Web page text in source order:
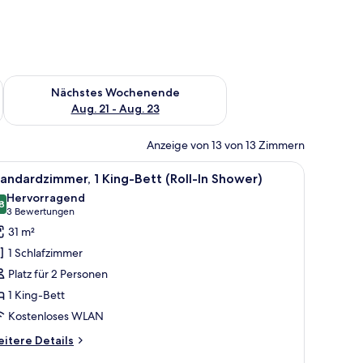
Aug. 14 - Aug. 16.
Nächstes Wochenende
Aug. 21 - Aug. 23
Überprüfe die Verfügbarkeit für nächstes Wochenende, Aug.
Anzeige von 13 von 13 Zimmern
Wandheizgerät.
einem Schreibtisch, zwei Stühlen, einem Fenster mit Ausblick und einer
Ein Hotelzimmer mit einem großen Bett,
8 1 King-Bett (Roll-In Shower)
von 10
Hervorragend
3 Bewertungen
(3
Bewertungen)
31 m²
1 Schlafzimmer
Platz für 2 Personen
1 King-Bett
Kostenloses WLAN
Details